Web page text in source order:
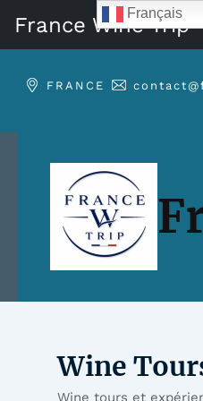
France Wine Trip
FRANCE
Wine
Wine tours et
Français